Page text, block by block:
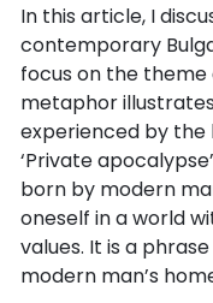
In this article, I
contemporary
focus on the theme
metaphor
experienced by
‘Private
born by modern
oneself in a world
values. It is a
modern man’s